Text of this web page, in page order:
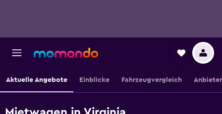
Aktuelle Angebote Einblicke Fahrzeugvergleich